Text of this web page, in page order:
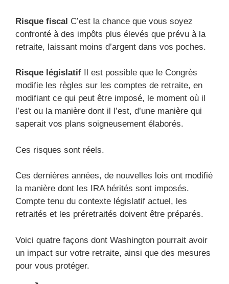
Risque fiscal C’est la chance que vous soyez
confronté à des impôts plus élevés que prévu à la
retraite, laissant moins d’argent dans vos poches.
Risque législatif
Il est possible que le Congrès
modifie les règles sur les comptes de retraite, en
modifiant ce qui peut être imposé, le moment où il
l’est ou la manière dont il l’est, d’une manière qui
saperait vos plans soigneusement élaborés.
Ces risques sont réels.
Ces dernières années, de nouvelles lois ont modifié
la manière dont les IRA hérités sont imposés.
Compte tenu du contexte législatif actuel, les
retraités et les préretraités doivent être préparés.
Voici quatre façons dont Washington pourrait avoir
un impact sur votre retraite, ainsi que des mesures
pour vous protéger.